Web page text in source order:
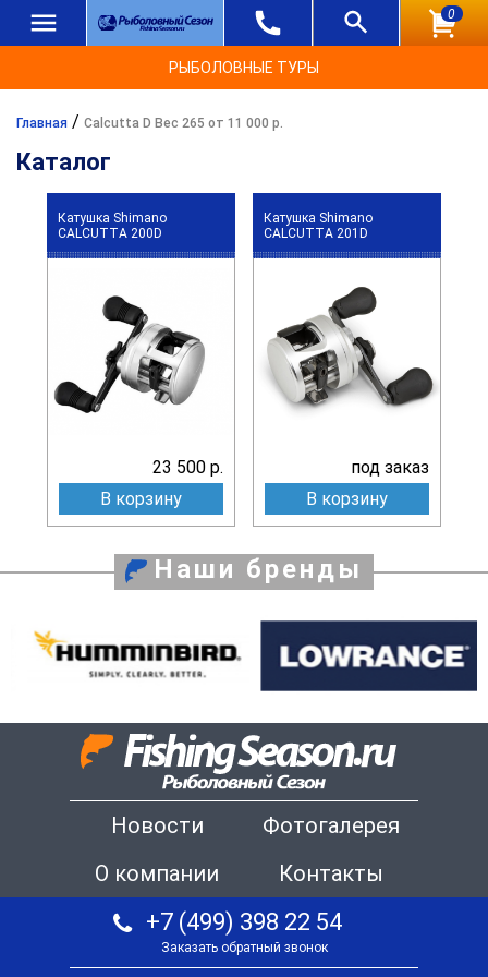
0
РЫБОЛОВНЫЕ ТУРЫ
Главная / Calcutta D Вес 265 от 11 000 р.
Каталог
Катушка Shimano
CALCUTTA 200D
23 500 р.
В корзину
Катушка Shimano
CALCUTTA 201D
под заказ
В корзину
Наши бренды
Новости
Фотогалерея
О компании
Контакты
+7 (499) 398 22 54
Заказать обратный звонок